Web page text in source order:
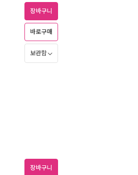
장바구니
바로구매
보관함
장바구니